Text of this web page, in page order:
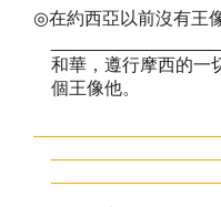
◎在約西亞以前沒有王
和華，遵行摩西的一
個王像他。